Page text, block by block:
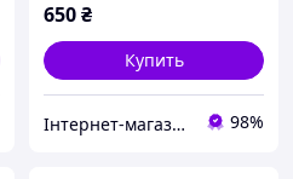
650₴
Купить
Інтернет-магазин "SHRAK" 98%